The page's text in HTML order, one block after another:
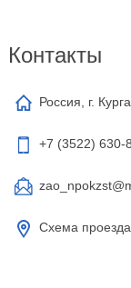
Контакты
Россия, г.
+7 (3522) 630-
Схема